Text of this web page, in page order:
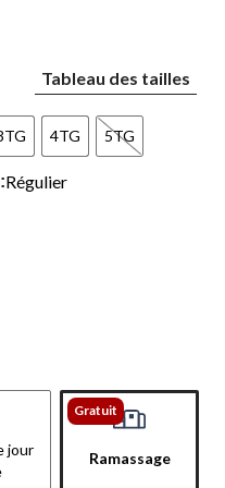
Tableau des tailles
4TG 5TG
Régulier
jour
Gratuit
Ramassage